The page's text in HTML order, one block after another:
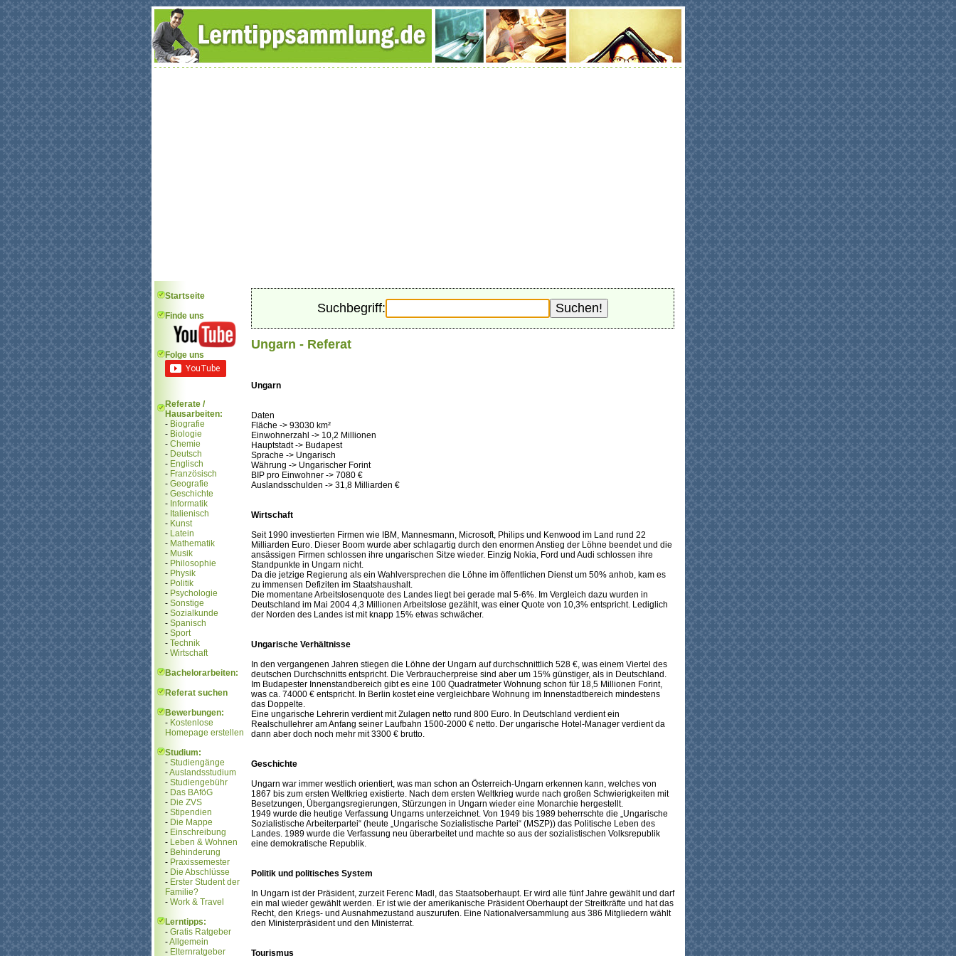
Startseite
Finde uns
Folge uns
Referate /
Hausarbeiten:
- Biografie
- Biologie
- Chemie
- Deutsch
- Englisch
- Französisch
- Geografie
- Geschichte
- Informatik
- Italienisch
- Kunst
- Latein
- Mathematik
- Musik
- Philosophie
- Physik
- Politik
- Psychologie
- Sonstige
- Sozialkunde
- Spanisch
- Sport
- Technik
- Wirtschaft
Bachelorarbeiten:
Referat suchen
Bewerbungen:
- Kostenlose
Homepage erstellen
Studium:
- Studiengänge
-Auslandsstudium
- Studiengebühr
- Das BAföG
- Die ZVS
- Stipendien
- Die Mappe
- Einschreibung
- Leben & Wohnen
- Behinderung
- Praxissemester
- Die Abschlüsse
- Erster Student der
Familie?
- Work & Travel
Lerntipps:
- Gratis Ratgeber
-Allgemein
- Elternratgeber
Suchbegriff:
Ungarn - Referat
Ungarn
Daten
Fläche -> 93030 km²
Einwohnerzahl -> 10,2 Millionen
Hauptstadt -> Budapest
Sprache -> Ungarisch
Währung -> Ungarischer Forint
BIP pro Einwohner -> 7080 €
Auslandsschulden -> 31,8 Milliarden €
Wirtschaft
Seit 1990 investierten Firmen wie IBM, Mannesmann, Microsoft, Philips und Kenwood im Land rund 22
Milliarden Euro. Dieser Boom wurde aber schlagartig durch den enormen Anstieg der Löhne beendet und die
ansässigen Firmen schlossen ihre ungarischen Sitze wieder. Einzig Nokia, Ford und Audi schlossen ihre
Standpunkte in Ungarn nicht.
Da die jetzige Regierung als ein Wahlversprechen die Löhne im öffentlichen Dienst um 50% anhob, kam es
zu immensen Defiziten im Staatshaushalt.
Die momentane Arbeitslosenquote des Landes liegt bei gerade mal 5-6%. Im Vergleich dazu wurden in
Deutschland im Mai 2004 4,3 Millionen Arbeitslose gezählt, was einer Quote von 10,3% entspricht. Lediglich
der Norden des Landes ist mit knapp 15% etwas schwächer.
Ungarische Verhältnisse
In den vergangenen Jahren stiegen die Löhne der Ungarn auf durchschnittlich 528 €, was einem Viertel des
deutschen Durchschnitts entspricht. Die Verbraucherpreise sind aber um 15% günstiger, als in Deutschland.
Im Budapester Innenstandbereich gibt es eine 100 Quadratmeter Wohnung schon für 18,5 Millionen Forint,
was ca. 74000 € entspricht. In Berlin kostet eine vergleichbare Wohnung im Innenstadtbereich mindestens
das Doppelte.
Eine ungarische Lehrerin verdient mit Zulagen netto rund 800 Euro. In Deutschland verdient ein
Realschullehrer am Anfang seiner Laufbahn 1500-2000 € netto. Der ungarische Hotel-Manager verdient da
dann aber doch noch mehr mit 3300 € brutto.
Geschichte
Ungarn war immer westlich orientiert, was man schon an Österreich-Ungarn erkennen kann, welches von
1867 bis zum ersten Weltkrieg existierte. Nach dem ersten Weltkrieg wurde nach großen Schwierigkeiten mit
Besetzungen, Übergangsregierungen, Stürzungen in Ungarn wieder eine Monarchie hergestellt.
1949 wurde die heutige Verfassung Ungarns unterzeichnet. Von 1949 bis 1989 beherrschte die „Ungarische
Sozialistische Arbeiterpartei“ (heute „Ungarische Sozialistische Partei“ (MSZP)) das Politische Leben des
Landes. 1989 wurde die Verfassung neu überarbeitet und machte so aus der sozialistischen Volksrepublik
eine demokratische Republik.
Politik und politisches System
In Ungarn ist der Präsident, zurzeit Ferenc Madl, das Staatsoberhaupt. Er wird alle fünf Jahre gewählt und darf
ein mal wieder gewählt werden. Er ist wie der amerikanische Präsident Oberhaupt der Streitkräfte und hat das
Recht, den Kriegs- und Ausnahmezustand auszurufen. Eine Nationalversammlung aus 386 Mitgliedern wählt
den Ministerpräsident und den Ministerrat.
Tourismus